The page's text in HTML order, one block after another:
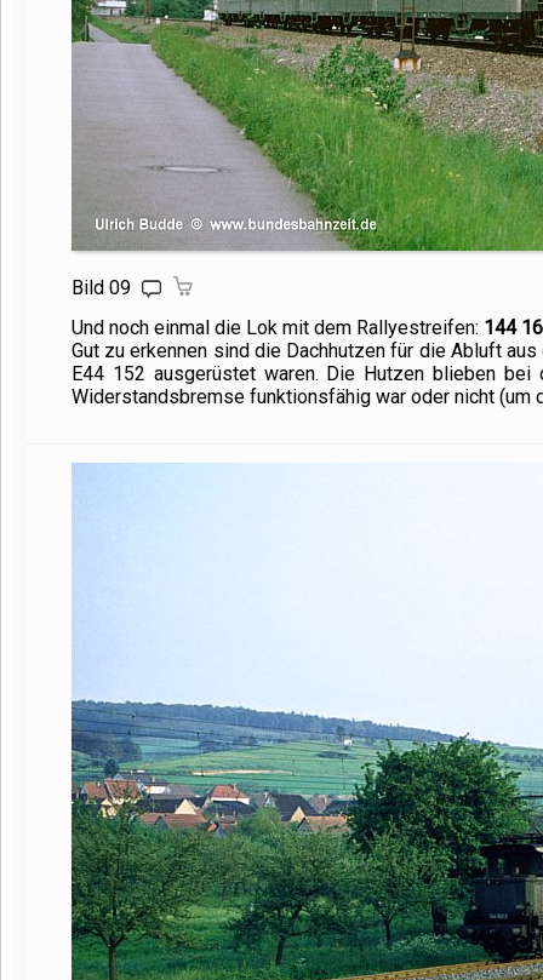
Bild 09
Und noch einmal die Lok mit dem Rallyestreifen: 144
Gut zu erkennen sind die Dachhutzen für die Abluft
E44 152 ausgerüstet waren. Die Hutzen blieben
Widerstandsbremse funktionsfähig war oder nicht (um